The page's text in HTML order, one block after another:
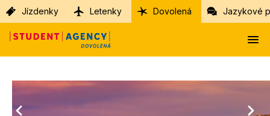
Jízdenky Letenky Dovolená Jazykové